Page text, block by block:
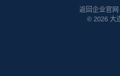
返回企业官网 ·
© 2026大